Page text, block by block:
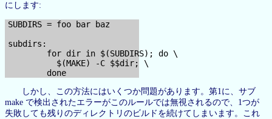
にします:
SUBDIRS = foo bar baz
subdirs:
        for dir in $(SUBDIRS); do \
          $(MAKE) -C $$dir; \
しかし、この方法にはいくつか問題があります。第1に、サブ
make で検出されたエラーがこのルールでは無視されるので、1つが
失敗しても残りのディレクトリのビルドを続けてしまいます。これ